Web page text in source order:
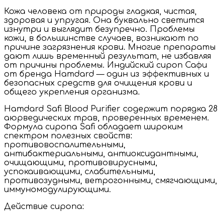
Кожа человека от природы гладкая, чистая,
здоровая и упругая. Она буквально светится
изнутри и выглядит безупречно. Проблемы
кожи, в большинстве случаев, возникают по
причине загрязнения крови. Многие препараты
дают лишь временный результат, не избавляя
от причины проблемы. Индийский сироп Сафи
от бренда Hamdard — один из эффективных и
безопасных средств для очищения крови и
общего укрепления организма.
Hamdard Safi Blood Purifier содержит порядка 28
аюрведических трав, проверенных временем.
Формула сиропа Safi обладает широким
спектром полезных свойств:
противовоспалительными,
антибактериальными, антиоксидантными,
очищающими, противовирусными,
успокаивающими, слабительными,
противозудными, ветрогонными, смягчающими,
иммуномодулирующими.
Действие сиропа: